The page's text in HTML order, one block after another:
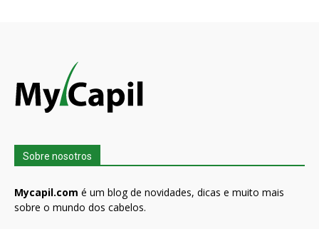
Sobre nosotros
Mycapil.com é um blog de novidades, dicas e muito mais
sobre o mundo dos cabelos.